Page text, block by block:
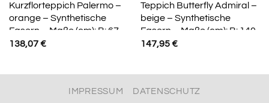
Kurzflorteppich Palermo –
orange – Synthetische
Fasern – Maße (cm): B: 67
H: 0,8
138,07€
Teppich Butterfly Admiral –
beige – Synthetische
Fasern – Maße (cm): B: 140
H: 1,3
147,95€
IMPRESSUM DATENSCHUTZ